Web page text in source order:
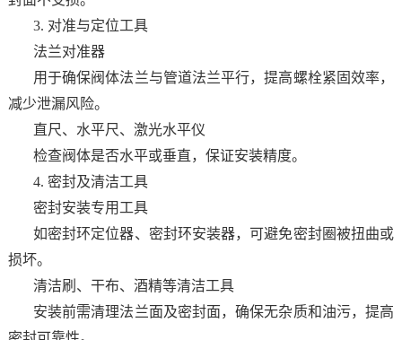
3. 对准与定位工具
法兰对准器
用于确保阀体法兰与管道法兰平行，提高螺栓紧固效率，
减少泄漏风险。
直尺、水平尺、激光水平仪
检查阀体是否水平或垂直，保证安装精度。
4. 密封及清洁工具
密封安装专用工具
如密封环定位器、密封环安装器，可避免密封圈被扭曲或
损坏。
清洁刷、干布、酒精等清洁工具
安装前需清理法兰面及密封面，确保无杂质和油污，提高